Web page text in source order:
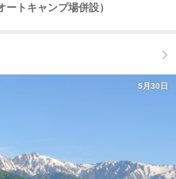
トキャンプ場併設）
5月30日